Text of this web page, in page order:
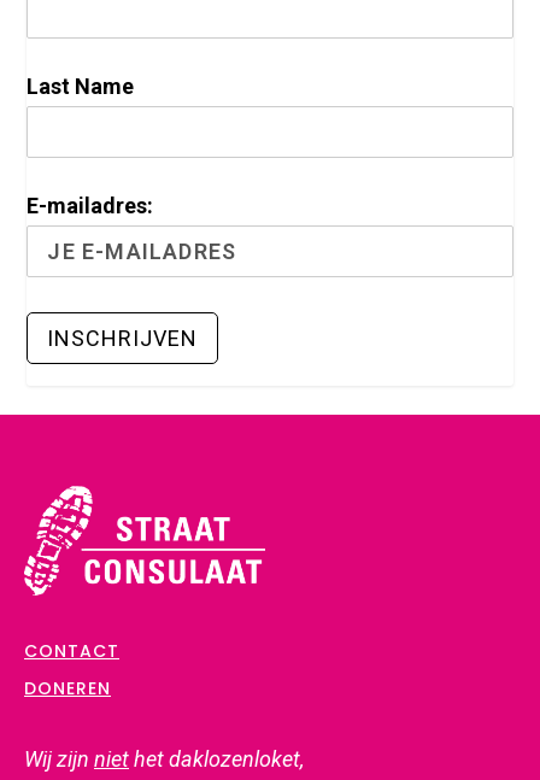
Last Name
E-mailadres:
CONTACT
DONEREN
Wij zijn niethet daklozenloket,